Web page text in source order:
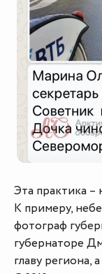
Эта практика –
К примеру,
фотограф
губернаторе
главу региона,